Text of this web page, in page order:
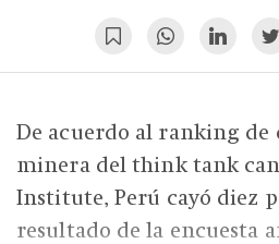
Management
Economía y Finanzas
De acuerdo al ranking
minera del think tank
Institute, Perú cayó diez
resultado de la encuesta